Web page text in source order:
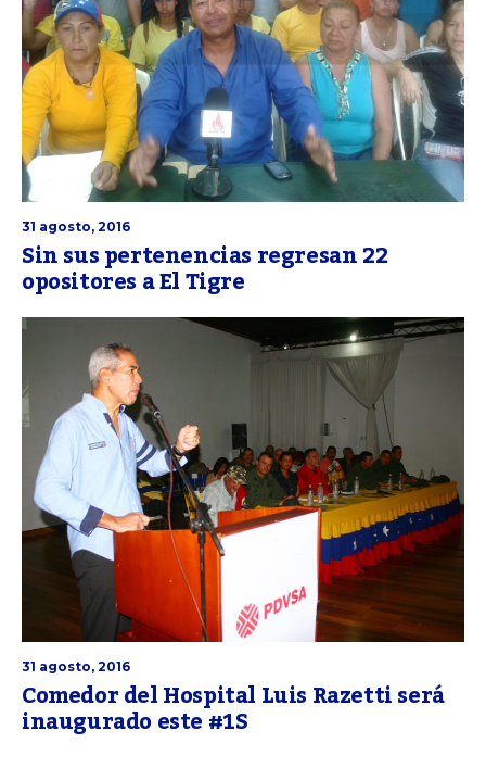
31 agosto, 2016
Sin sus pertenencias regresan 22
opositores a El Tigre
31 agosto, 2016
Comedor del Hospital Luis Razetti será
inaugurado este #1S